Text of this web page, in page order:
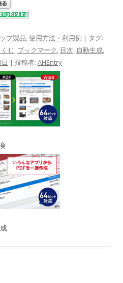
プ製品,使用方法・利用例 | タグ:
じ, ブックマーク, 目次, 自動生成,
| 投稿者: AHEntry